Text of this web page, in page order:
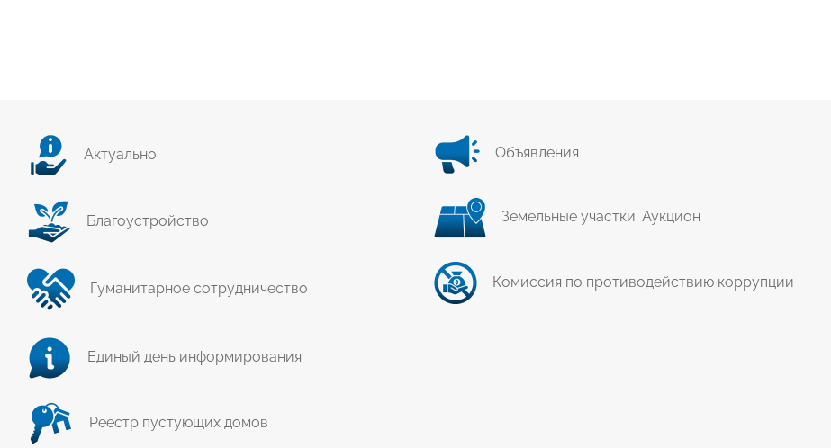
Актуально
Благоустройство
Гуманитарное сотрудничество
Единый день информирования
Объявления
Земельные участки. Аукцион
Комиссия по противодействию коррупции
Реестр пустующих домов